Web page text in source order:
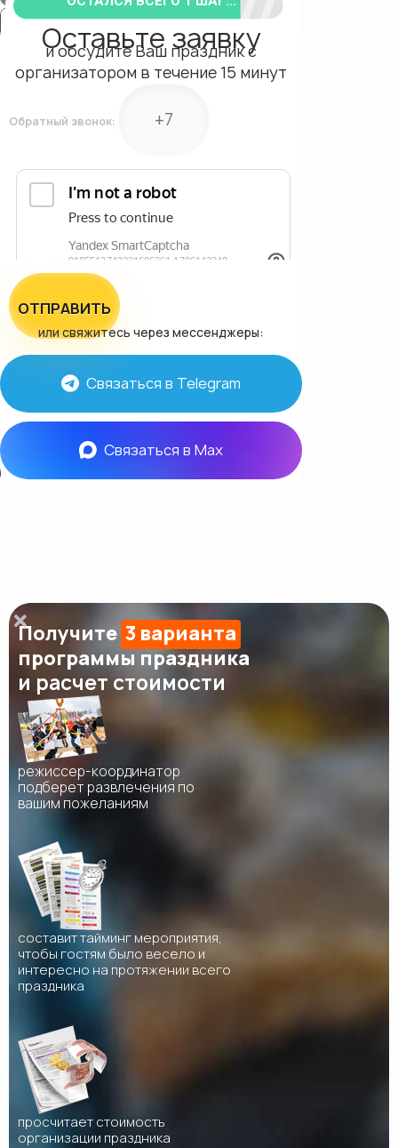
Оставьте заявку
и обсудите Ваш праздник с
организатором в течение 15 минут
Обратный звонок:
ОТПРАВИТЬ
или свяжитесь через мессенджеры:
Связаться в Telegram
Связаться в Max
Получите 3 варианта
программы праздника
и расчет стоимости
режиссер-координатор
подберет развлечения по
вашим пожеланиям
составит тайминг мероприятия,
чтобы гостям было весело и
интересно на протяжении всего
праздника
просчитает стоимость
организации праздника